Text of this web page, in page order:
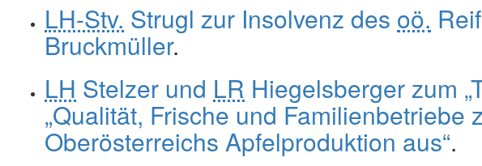
LH-Stv. Strugl zur Insolvenz des oö.
Bruckmüller.
LH Stelzer und LR Hiegelsberger zum
„Qualität, Frische und Familienbetriebe
Oberösterreichs Apfelproduktion aus“.